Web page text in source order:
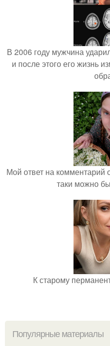
В 2006 году мужчина
и после этого его жизнь
Мой ответ на комментарий
таки можно
К старому
Популярные материалы